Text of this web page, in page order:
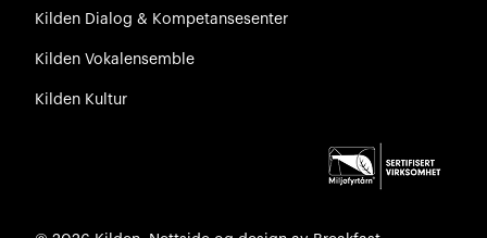
Kilden Dialog & Kompetansesenter
Kilden Vokalensemble
Kilden Kultur